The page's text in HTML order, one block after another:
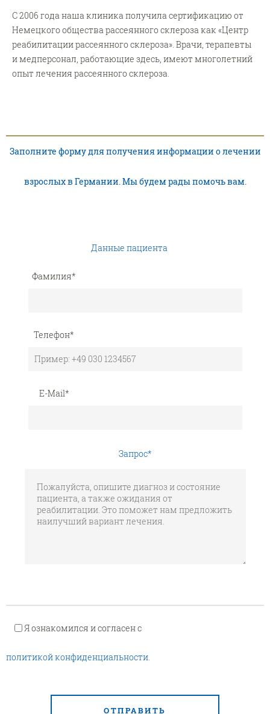
С 2006 года наша клиника получила сертификацию от
Немецкого общества рассеянного склероза как «Центр
реабилитации рассеянного склероза». Врачи, терапевты
и медперсонал, работающие здесь, имеют многолетний
опыт лечения рассеянного склероза.
Заполните форму для получения информации о лечении
взрослых в Германии. Мы будем рады помочь вам.
Данные пациента
Фамилия*
Телефон*
E-Mail*
Запрос*
Я ознакомился и согласен с
политикой конфиденциальности.
ОТПРАВИТЬ